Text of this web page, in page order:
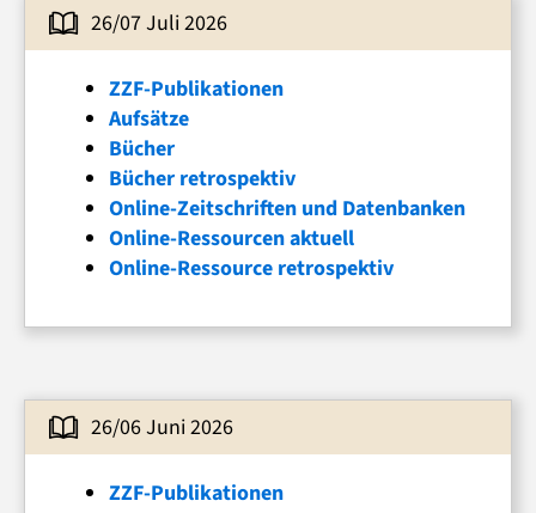
26/07 Juli 2026
ZZF-Publikationen
Aufsätze
Bücher
Bücher retrospektiv
Online-Zeitschriften und Datenbanken
Online-Ressourcen aktuell
Online-Ressource retrospektiv
26/06 Juni 2026
ZZF-Publikationen